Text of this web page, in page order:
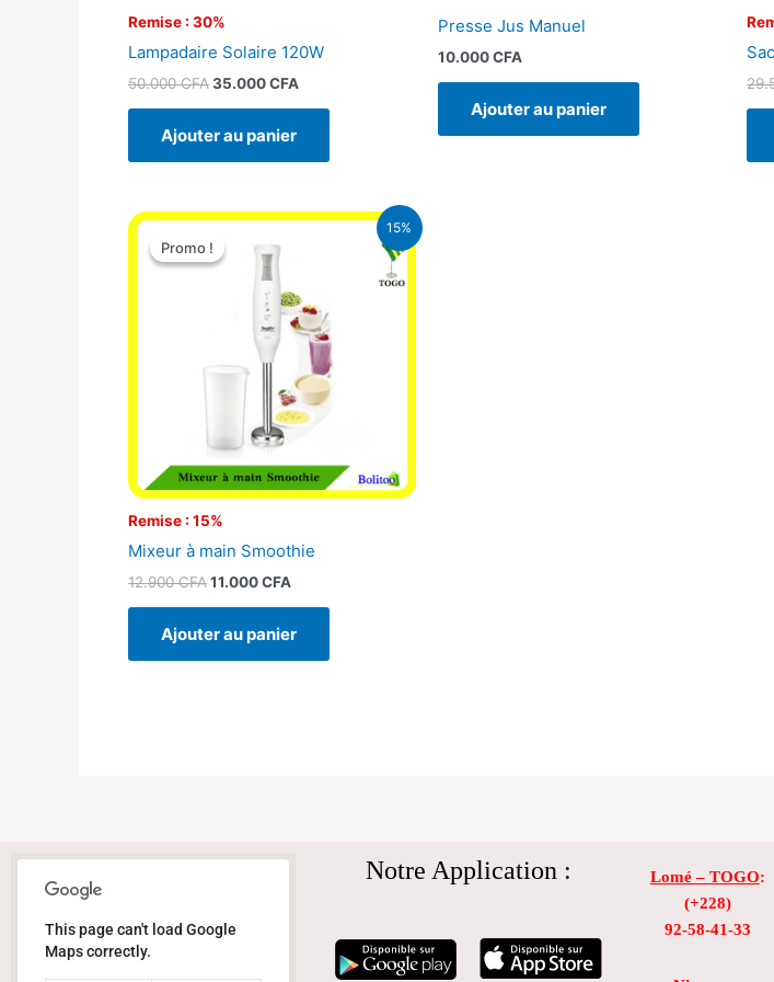
Remise : 30%
Lampadaire Solaire 120W
50.000CFA35.000CFA
Ajouter au panier
Presse Jus Manuel
10.000CFA
Ajouter au panier
15%
Promo !
Remise : 15%
Promo !
Mixeur à main Smoothie
12.900CFA
Le
initial
12.900 CFA.
11.000CFA
Le
11.000 CFA.
Ajouter au panier
This page can't load Google
Maps correctly.
Notre Application : Lomé – TOGO:
(+228)
92-58-41-33